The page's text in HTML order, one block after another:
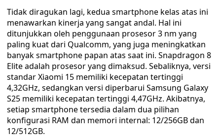
Tidak diragukan lagi, kedua smartphone kelas atas ini
menawarkan kinerja yang sangat andal. Hal ini
ditunjukkan oleh penggunaan prosesor 3 nm yang
paling kuat dari Qualcomm, yang juga meningkatkan
banyak smartphone papan atas saat ini. Snapdragon 8
Elite adalah prosesor yang dimaksud. Sebaliknya, versi
standar Xiaomi 15 memiliki kecepatan tertinggi
4,32GHz, sedangkan versi diperbarui Samsung Galaxy
S25 memiliki kecepatan tertinggi 4,47GHz. Akibatnya,
setiap smartphone tersedia dalam dua pilihan
konfigurasi RAM dan memori internal: 12/256GB dan
12/512GB.